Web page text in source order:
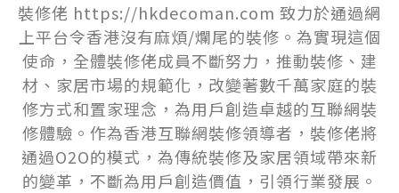
裝修佬 https://hkdecoman.com 致力於通過網
上平台令香港沒有麻煩/爛尾的裝修。為實現這個
使命，全體裝修佬成員不斷努力，推動裝修、建
材、家居市場的規範化，改變著數千萬家庭的裝
修方式和置家理念，為用戶創造卓越的互聯網裝
修體驗。作為香港互聯網裝修領導者，裝修佬將
通過O2O的模式，為傳統裝修及家居領域帶來新
的變革，不斷為用戶創造價值，引領行業發展。